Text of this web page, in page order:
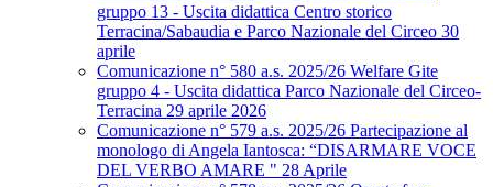
gruppo 13 - Uscita didattica Centro storico
Terracina/Sabaudia e Parco Nazionale del Circeo 30
aprile
Comunicazione n° 580 a.s. 2025/26 Welfare Gite
gruppo 4 - Uscita didattica Parco Nazionale del Circeo-
Terracina 29 aprile 2026
Comunicazione n° 579 a.s. 2025/26 Partecipazione al
monologo di Angela Iantosca: “DISARMARE VOCE
DEL VERBO AMARE " 28 Aprile